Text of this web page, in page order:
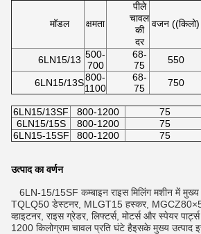
मॉडल क्षमता
पीले
चावल
की
दर
वजन ((किलो)
6LN15/13 500-
700
68-
75
550
6LN15/13S800-
1100
68-
75
750
6LN15/13SF 800-1200 75
6LN15/15S
800-1200 75
6LN15-15SF
800-1200 75
उत्पाद का वर्णन
6LN-15/15SF कम्बाइन राइस मिलिंग मशीन में
TQLQ50 डेस्टनर, MLGT15 हस्कर, MGCZ80×5
व्हाइटनर, राइस ग्रेडर, लिफ्टर्स, मोटर्स और स्पेयर
1200 किलोग्राम चावल प्रति घंटे हैइसके मुख्य उत्पाद